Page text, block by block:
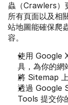
蟲（Crawlers）
所有頁面以及相
站地圖能確保爬
容。
使用 Google
具，為你的網
將 Sitemap
透過 Google
Tools 提交你